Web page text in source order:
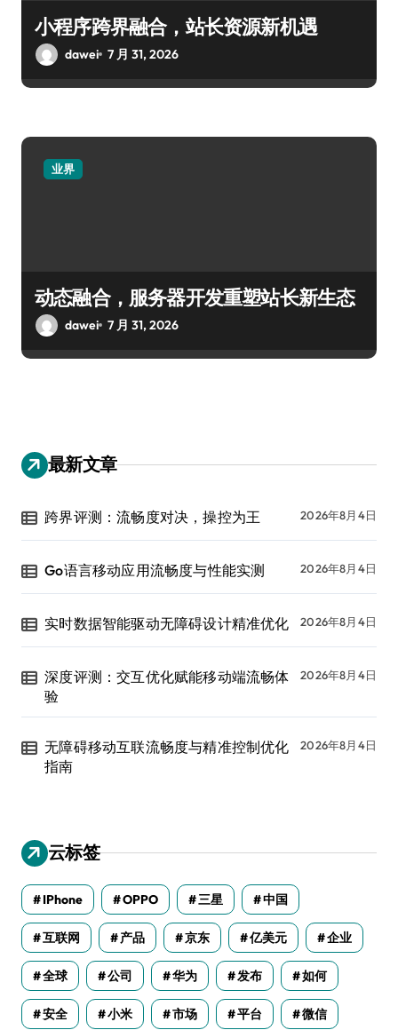
小程序跨界融合，站长资源新机遇
dawei 7 月 31, 2026
业界
动态融合，服务器开发重塑站长新生态
dawei 7 月 31, 2026
最新文章
跨界评测：流畅度对决，操控为王 2026年8月4日
Go语言移动应用流畅度与性能实测 2026年8月4日
实时数据智能驱动无障碍设计精准优化 2026年8月4日
深度评测：交互优化赋能移动端流畅体
验
2026年8月4日
无障碍移动互联流畅度与精准控制优化
指南
2026年8月4日
云标签
IPhone OPPO 三星 中国
互联网 产品 京东 亿美元 企业
全球 公司 华为 发布 如何
安全 小米 市场 平台 微信